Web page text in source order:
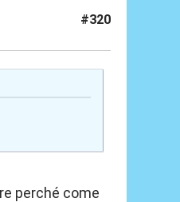
#320
perché come